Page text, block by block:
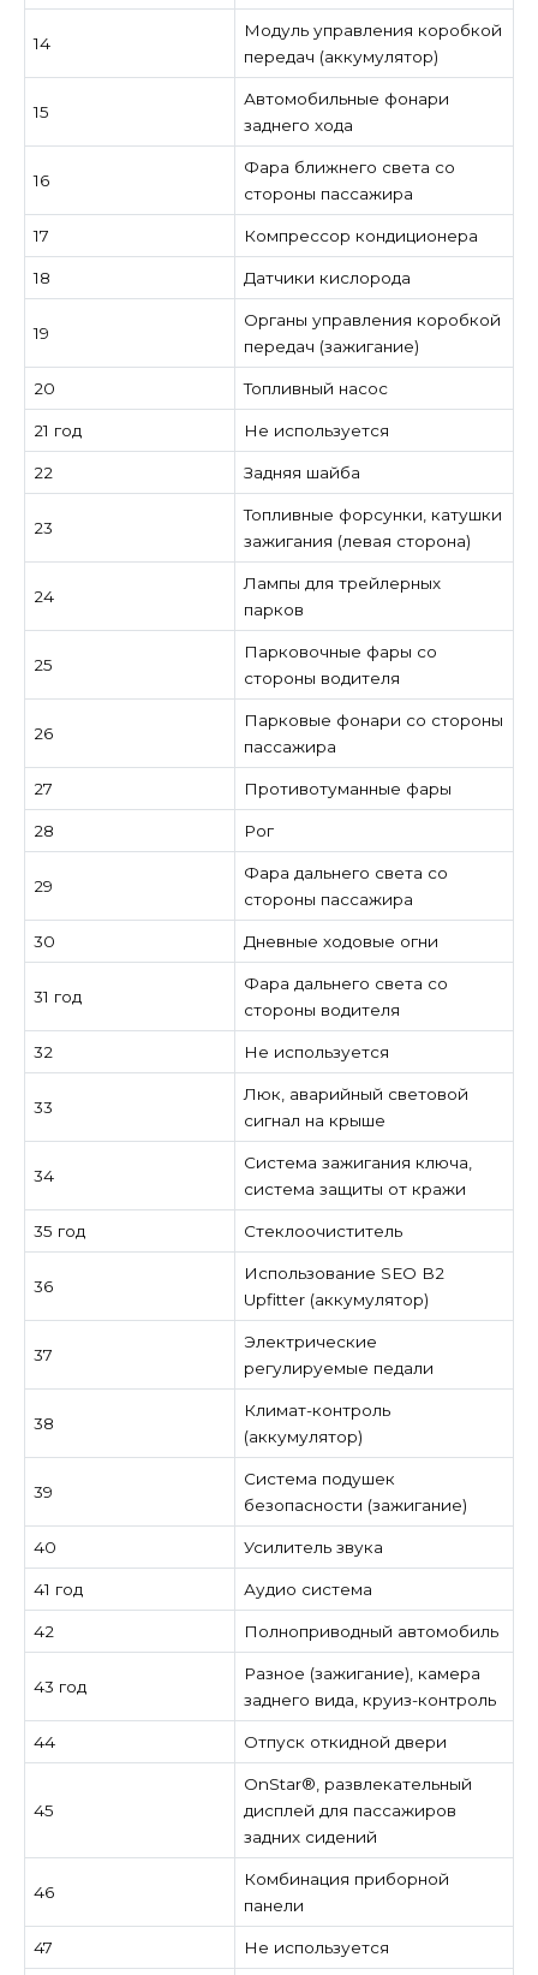
14
Модуль управления коробкой
передач (аккумулятор)
15
Автомобильные фонари
заднего хода
16
Фара ближнего света со
стороны пассажира
17 Компрессор кондиционера
18 Датчики кислорода
19
Органы управления коробкой
передач (зажигание)
20 Топливный насос
21 год Не используется
22 Задняя шайба
23
Топливные форсунки, катушки
зажигания (левая сторона)
24
Лампы для трейлерных
парков
25
Парковочные фары со
стороны водителя
26
Парковые фонари со стороны
пассажира
27 Противотуманные фары
28 Рог
29
Фара дальнего света со
стороны пассажира
30 Дневные ходовые огни
31 год
Фара дальнего света со
стороны водителя
32 Не используется
33
Люк, аварийный световой
сигнал на крыше
34
Система зажигания ключа,
система защиты от кражи
35 год Стеклоочиститель
36
Использование SEO B2
Upfitter (аккумулятор)
37
Электрические
регулируемые педали
38
Климат-контроль
(аккумулятор)
39
Система подушек
безопасности (зажигание)
40 Усилитель звука
41 год Аудио система
42 Полноприводный автомобиль
43 год
Разное (зажигание), камера
заднего вида, круиз-контроль
44 Отпуск откидной двери
45
OnStar®, развлекательный
дисплей для пассажиров
задних сидений
46
Комбинация приборной
панели
47 Не используется